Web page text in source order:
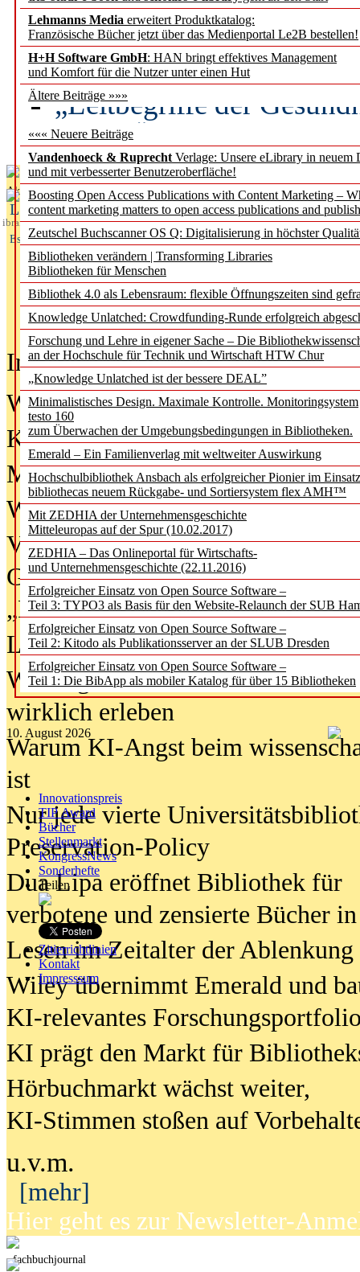
Lehmanns Media erweitert Produktkatalog:
Französische Bücher jetzt über das Medienportal Le2B bestellen!
H+H Software GmbH: HAN bringt effektives Management
und Komfort für die Nutzer unter einen Hut
Ältere Beiträge »»»
««« Neuere Beiträge
Vandenhoeck & Ruprecht Verlage: Unsere eLibrary in neuem
und mit verbesserter Benutzeroberfläche!
Boosting Open Access Publications with Content Marketing –
content marketing matters to open access publications and
Zeutschel Buchscanner OS Q: Digitalisierung in höchster
Bibliotheken verändern | Transforming Libraries
Bibliotheken für Menschen
Bibliothek 4.0 als Lebensraum: flexible Öffnungszeiten sind
Knowledge Unlatched: Crowdfunding-Runde erfolgreich
Forschung und Lehre in eigener Sache – Die
an der Hochschule für Technik und Wirtschaft HTW Chur
„Knowledge Unlatched ist der bessere DEAL”
Minimalistisches Design. Maximale Kontrolle. Monitoringsystem
testo 160
zum Überwachen der Umgebungsbedingungen in Bibliotheken.
Emerald – Ein Familienverlag mit weltweiter Auswirkung
Hochschulbibliothek Ansbach als erfolgreicher Pionier im
bibliothecas neuem Rückgabe- und Sortiersystem flex AMH™
Mit ZEDHIA der Unternehmensgeschichte
Mitteleuropas auf der Spur (10.02.2017)
ZEDHIA – Das Onlineportal für Wirtschafts-
und Unternehmensgeschichte (22.11.2016)
Erfolgreicher Einsatz von Open Source Software –
Teil 3: TYPO3 als Basis für den Website-Relaunch der SUB
Erfolgreicher Einsatz von Open Source Software –
Teil 2: Kitodo als Publikationsserver an der SLUB Dresden
Erfolgreicher Einsatz von Open Source Software –
Teil 1: Die BibApp als mobiler Katalog für über 15 Bibliotheken
10. August 2026
Innovationspreis
TIP Award
Bücher
Stellenmarkt
KongressNews
Sonderhefte
Teilen
Zitierrichtlinien
Kontakt
Impresssum
Künstliche Intelligenz
besser zu verstehen
„Leitbegriffe der
des BIÖG erscheinen
Aktuelles aus
L
ibrary
Essentials
In der Ausgabe06/2026(August
Was Hochschul­bibliotheken von
Kinder in der digitalen Welt
Metadaten als Infrastruktur
Wenn Bots katalogisieren
Von Abschlusskleidern bis
Geisterjagd-Ausrüstung in der
„Library of Things“ unterwegs
Lesen als Infrastrukturaufgabe
Wie Jugendliche Social Media
wirklich erleben
Warum KI-Angst beim
ist
Nur jede vierte
Preservation-Policy
Dua Lipa eröffnet Bibliothek für
verbotene und zensierte Bücher
Lesen im Zeitalter der Ablenkung
Wiley übernimmt Emerald und
KI-relevantes
KI prägt den Markt für
Hörbuchmarkt wächst weiter,
KI-Stimmen stoßen auf
u.v.m.
[mehr]
Hier geht es zur Newsletter-
fachbuchjournal